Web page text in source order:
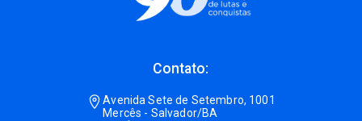
Contato:
Avenida Sete de Setembro, 1001
Mercês - Salvador/BA